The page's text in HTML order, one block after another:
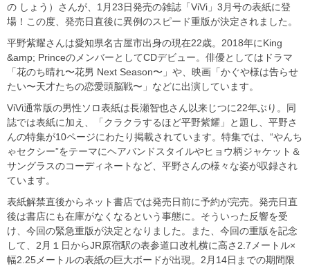
の しょう）さんが、1月23日発売の雑誌「ViVi」3月号の表紙に登
場！この度、発売日直後に異例のスピード重版が決定されました。
平野紫耀さんは愛知県名古屋市出身の現在22歳。2018年にKing
&amp; PrinceのメンバーとしてCDデビュー。俳優としてはドラマ
「花のち晴れ〜花男 Next Season〜」や、映画「かぐや様は告らせ
たい〜天才たちの恋愛頭脳戦〜」などに出演しています。
ViVi通常版の男性ソロ表紙は長瀬智也さん以来じつに22年ぶり。同
誌では表紙に加え、「クラクラするほど平野紫耀」と題し、平野さ
んの特集が10ページにわたり掲載されています。特集では、“やんち
ゃセクシー”をテーマにヘアバンドスタイルやヒョウ柄ジャケット＆
サングラスのコーディネートなど、平野さんの様々な姿が収録され
ています。
表紙解禁直後からネット書店では発売日前に予約が完売。発売日直
後は書店にも在庫がなくなるという事態に。そういった反響を受
け、今回の緊急重版が決定となりました。また、今回の重版を記念
して、2月１日からJR原宿駅の表参道口改札横に高さ2.7メートル×
幅2.25メートルの表紙の巨大ボードが出現。2月14日までの期間限